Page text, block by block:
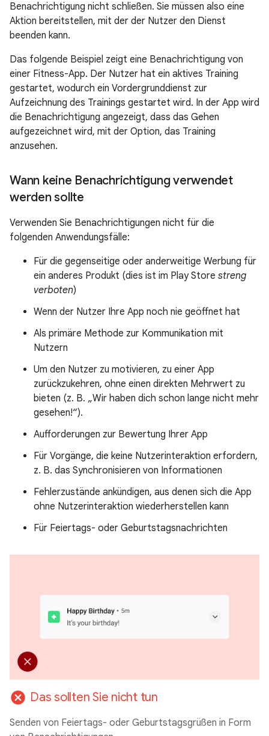
Benachrichtigung nicht schließen. Sie müssen also eine
Aktion bereitstellen, mit der der Nutzer den Dienst
beenden kann.
Das folgende Beispiel zeigt eine Benachrichtigung von
einer Fitness-App. Der Nutzer hat ein aktives Training
gestartet, wodurch ein Vordergrunddienst zur
Aufzeichnung des Trainings gestartet wird. In der App wird
die Benachrichtigung angezeigt, dass das Gehen
aufgezeichnet wird, mit der Option, das Training
anzusehen.
Wann keine Benachrichtigung verwendet
werden sollte
Verwenden Sie Benachrichtigungen nicht für die
folgenden Anwendungsfälle:
Für die gegenseitige oder anderweitige Werbung für
ein anderes Produkt (dies ist im Play Store streng
verboten)
Wenn der Nutzer Ihre App noch nie geöffnet hat
Als primäre Methode zur Kommunikation mit
Nutzern
Um den Nutzer zu motivieren, zu einer App
zurückzukehren, ohne einen direkten Mehrwert zu
bieten (z. B. „Wir haben dich schon lange nicht mehr
gesehen!“).
Aufforderungen zur Bewertung Ihrer App
Für Vorgänge, die keine Nutzerinteraktion erfordern,
z. B. das Synchronisieren von Informationen
Fehlerzustände ankündigen, aus denen sich die App
ohne Nutzerinteraktion wiederherstellen kann
Für Feiertags- oder Geburtstagsnachrichten
cancel Das sollten Sie nicht tun
Senden von Feiertags- oder Geburtstagsgrüßen in Form